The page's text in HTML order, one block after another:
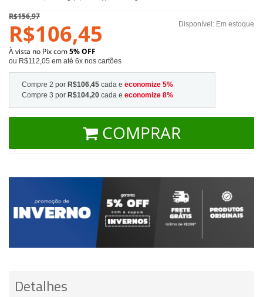
Disponível: Em estoque
R$156,97
R$106,45
À vista no Pix com5% OFF
ou R$112,05 em até 6x nos cartões
Compre 2 por R$106,45 cada e economize 5%
Compre 3 por R$104,20 cada e economize 8%
COMPRAR
Detalhes